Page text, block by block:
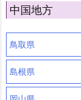
中国地方
鳥取県
島根県